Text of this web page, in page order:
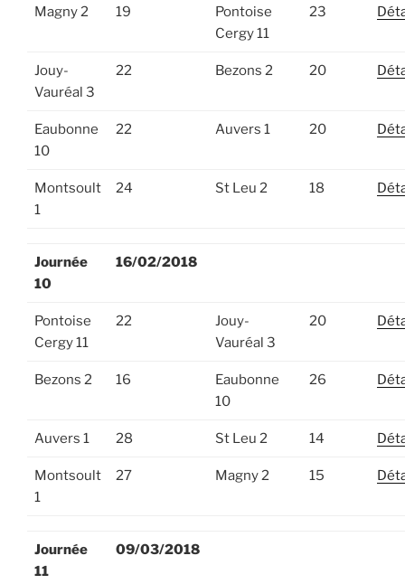
Magny 2 19
Pontoise
Cergy 11
23
Jouy-
Vauréal 3
22 Bezons 2 20
Eaubonne
10
22 Auvers 1 20
Montsoult
1
24 St Leu 2 18
Journée
10
16/02/2018
Pontoise
Cergy 11
22
Jouy-
Vauréal 3
20
Bezons 2 16
Eaubonne
10
26
Auvers 1 28 St Leu 2 14
Montsoult
1
27 Magny 2 15
Journée
11
09/03/2018